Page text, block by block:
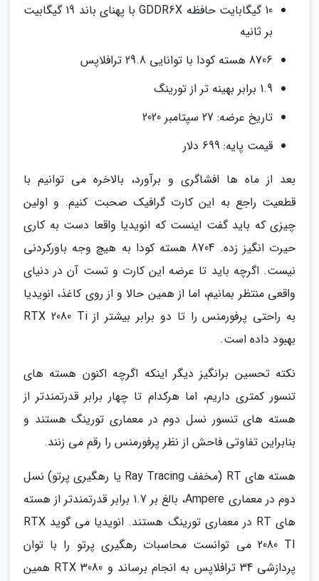
10 گیگابایت حافظه GDDR6X با پهنای باند 19 گیگابیت
بر ثانیه
8706 هسته کودا با توانایی 29.8 ترافلاپس
1.9 برابر بهینه تر از تورینگ
تاریخ عرضه: 27 سپتامبر 2020
قیمت پایه: 699 دلار
بعد از ماه ها افشاگری و برآورد، بالاخره می توانیم با
قطعیت راجع به این کارت گرافیک صحبت کنیم. و اولین
چیزی که باید گفت اینست که انویدیا واقعا دست به کاری
حیرت انگیز زده. 8704 هسته کودا به هیچ وجه باورکردنی
نیست. اگرچه باید تا عرضه این کارت و تست آن در دنیای
واقعی منتظر بمانیم، اما از همین حالا و از روی کاغذ، انویدیا
به راحتی پرفورمنس را تا دو برابر بیشتر از RTX 2080 Ti
بهبود داده است.
نکته تحسین برانگیز دیگر اینکه اگرچه اکنون هسته های
تنسور کمتری داریم، اما هرکدام تا چهار برابر قدرتمندتر از
هسته های تنسور نسل دوم در معماری تورینگ هستند و
بنابراین تفاوتی فاحش از نظر پرفورمنس را رقم می زنند.
هسته های RT (مخفف Ray Tracing یا رهگیری پرتو) نسل
دوم در معماری Ampere، بالغ بر 1.7 برابر قدرتمندتر از هسته
های RT در معماری تورینگ هستند. انویدیا می گوید RTX
2080 TI می توانست محاسبات رهگیری پرتو را با توان
پردازشی 34 ترافلاپس به انجام برساند و RTX 3080 همین